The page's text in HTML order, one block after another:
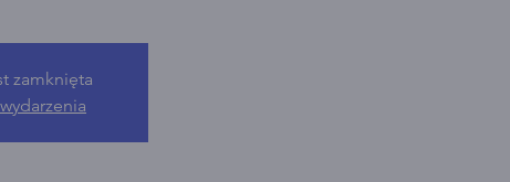
zamknięta